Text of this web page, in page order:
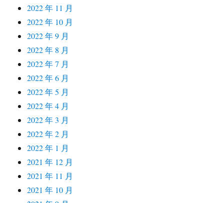
2022 年 11 月
2022 年 10 月
2022 年 9 月
2022 年 8 月
2022 年 7 月
2022 年 6 月
2022 年 5 月
2022 年 4 月
2022 年 3 月
2022 年 2 月
2022 年 1 月
2021 年 12 月
2021 年 11 月
2021 年 10 月